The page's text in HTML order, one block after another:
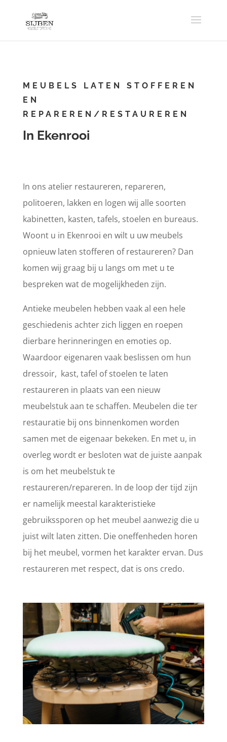
MEUBELS LATEN STOFFEREN
EN
REPAREREN/RESTAUREREN
In Ekenrooi
In ons atelier restaureren, repareren,
politoeren, lakken en logen wij alle soorten
kabinetten, kasten, tafels, stoelen en bureaus.
Woont u in Ekenrooi en wilt u uw meubels
opnieuw laten stofferen of restaureren? Dan
komen wij graag bij u langs om met u te
bespreken wat de mogelijkheden zijn.
Antieke meubelen hebben vaak al een hele
geschiedenis achter zich liggen en roepen
dierbare herinneringen en emoties op.
Waardoor eigenaren vaak beslissen om hun
dressoir, kast, tafel of stoelen te laten
restaureren in plaats van een nieuw
meubelstuk aan te schaffen. Meubelen die ter
restauratie bij ons binnenkomen worden
samen met de eigenaar bekeken. En met u, in
overleg wordt er besloten wat de juiste aanpak
is om het meubelstuk te
restaureren/repareren. In de loop der tijd zijn
er namelijk meestal karakteristieke
gebruikssporen op het meubel aanwezig die u
juist wilt laten zitten. Die oneffenheden horen
bij het meubel, vormen het karakter ervan. Dus
restaureren met respect, dat is ons credo.